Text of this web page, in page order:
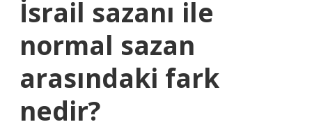
İsrail sazanı ile
normal sazan
arasındaki fark
nedir?